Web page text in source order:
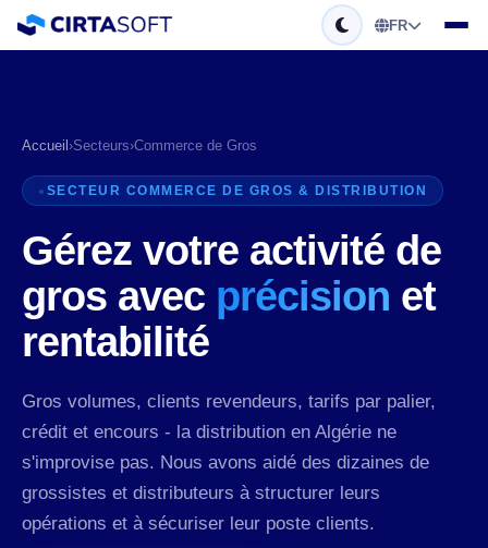
FR
Accueil ›Secteurs›Commerce de Gros
SECTEUR COMMERCE DE GROS & DISTRIBUTION
Gérez votre activité de
gros avec précision et
rentabilité
Gros volumes, clients revendeurs, tarifs par palier,
crédit et encours - la distribution en Algérie ne
s'improvise pas. Nous avons aidé des dizaines de
grossistes et distributeurs à structurer leurs
opérations et à sécuriser leur poste clients.